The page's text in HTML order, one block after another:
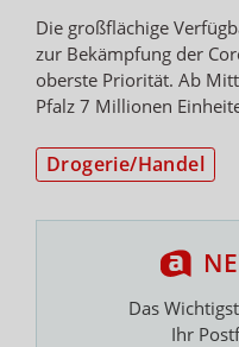
Die großflächige
zur Bekämpfung der
oberste Priorität. Ab
Pfalz 7 Millionen
Drogerie/Handel
Das
Ihr